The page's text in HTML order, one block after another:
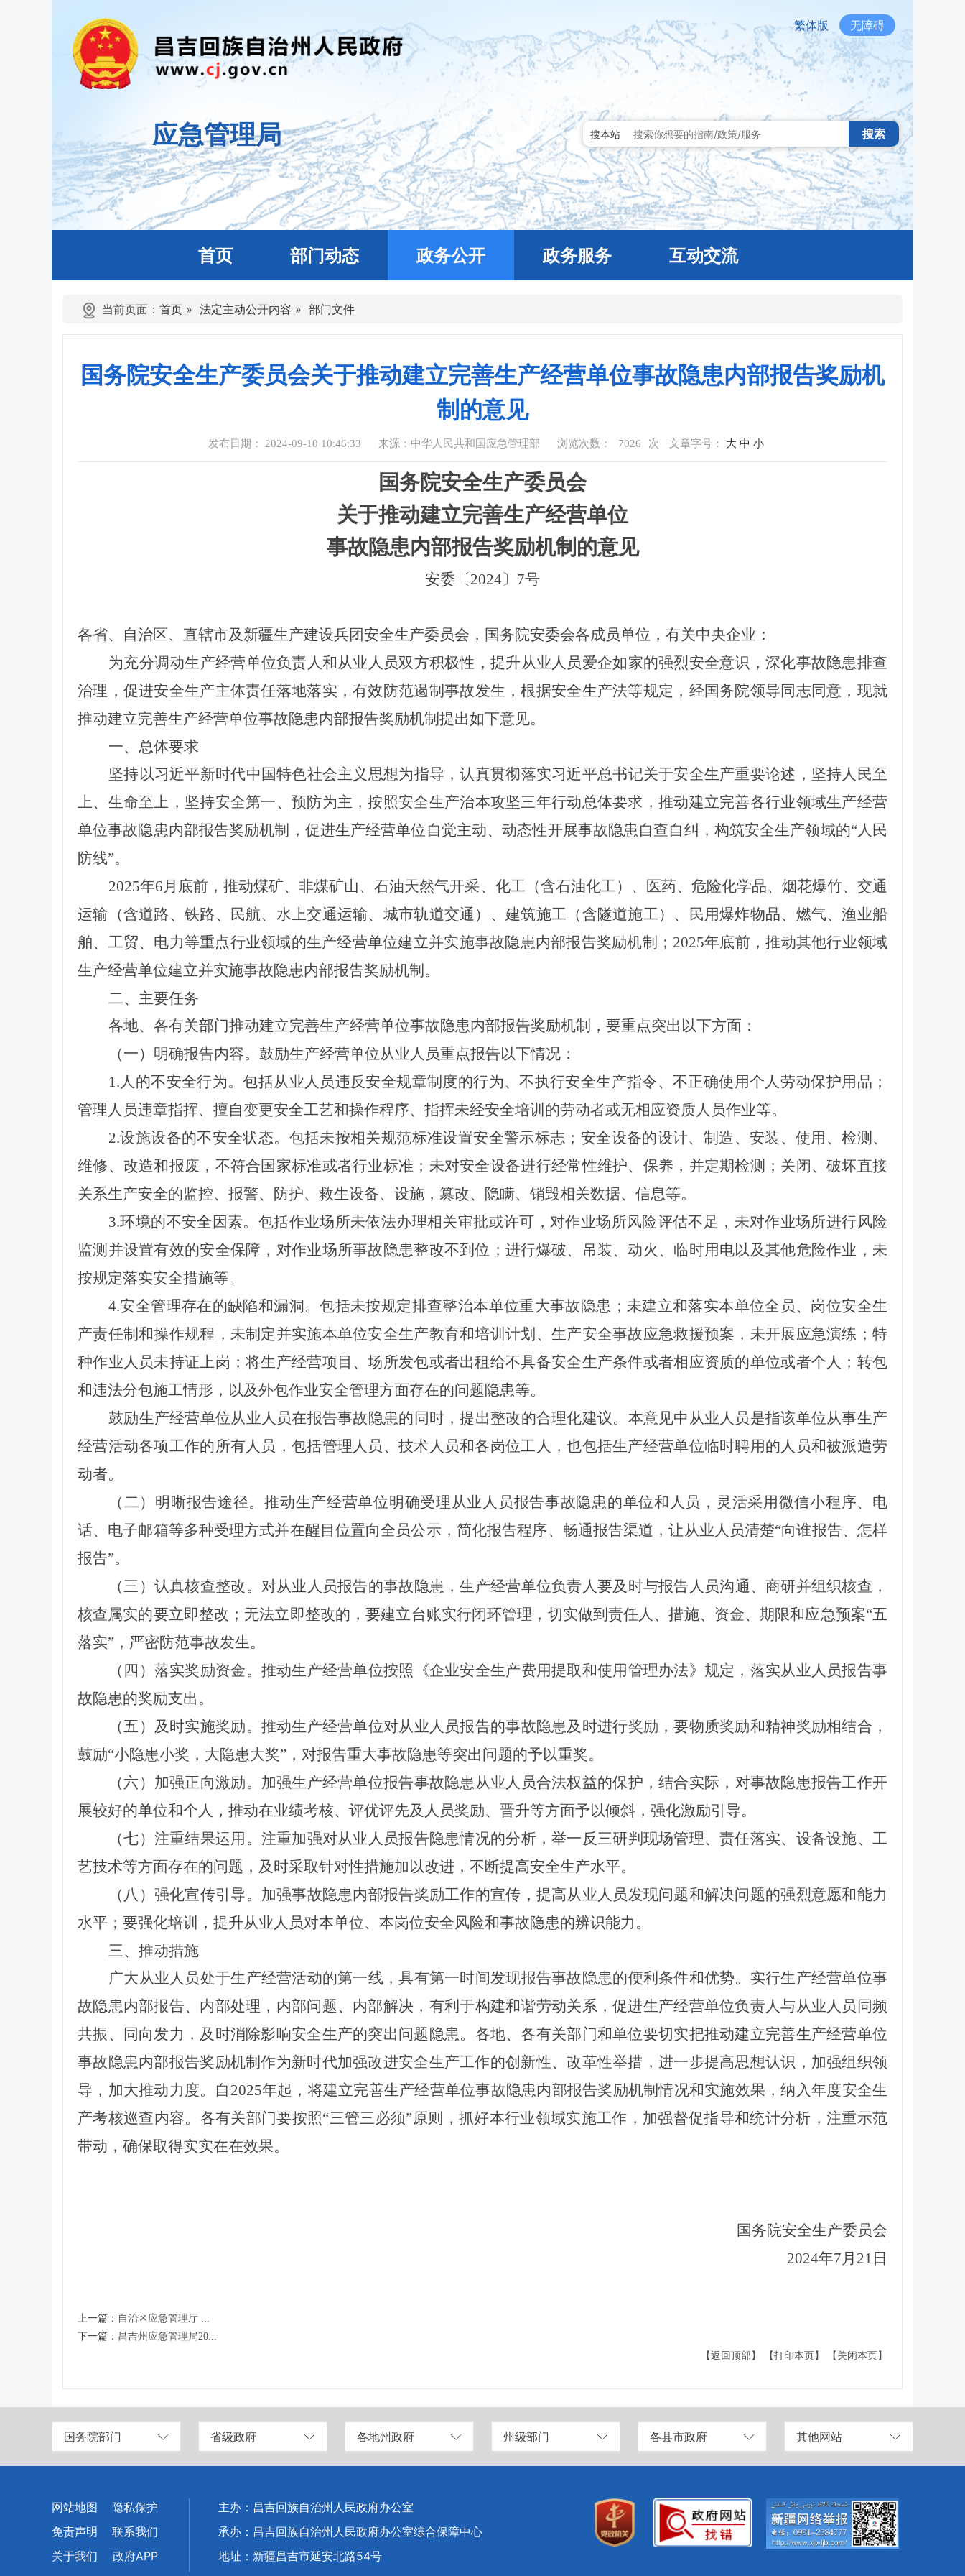
繁体版 无障碍
应急管理局 搜本站 搜索
首页 部门动态 政务公开 政务服务 互动交流
当前页面： 首页 » 法定主动公开内容 » 部门文件
国务院安全生产委员会关于推动建立完善生产经营单位事故隐患内部报告奖励机
制的意见
发布日期： 2024-09-10 10:46:33 来源：中华人民共和国应急管理部 浏览次数： 7026 次 文章字号： 大 中 小
国务院安全生产委员会
关于推动建立完善生产经营单位
事故隐患内部报告奖励机制的意见
安委 〔2024〕 7号
各省、自治区、直辖市及新疆生产建设兵团安全生产委员会，国务院安委会各成员单位，有关中央企业：
为充分调动生产经营单位负责人和从业人员双方积极性，提升从业人员爱企如家的强烈安全意识，深化事故隐患排查
治理， 促进安全生产主体责任落地落实，有效防范遏制事故发生，根据安全生产法等规定，经国务院领导同志同意，现就
推动建立完善生产经营单位事故隐患内部报告奖励机制提出如下意见。
一、 总体要求
坚持以习近平新时代中国特色社会主义思想为指导，认真贯彻落实习近平总书记关于安全生产重要论述，坚持人民至
上、生命至上，坚持安全第一、预防为主，按照安全生产治本攻坚三年行动总体要求，推动建立完善各行业领域生产经营
单位事故隐患内部报告奖励机制，促进生产经营单位自觉主动、动态性开展事故隐患自查自纠，构筑安全生产领域的“人民
防线”。
2025年6月 底前 ，推动煤矿、非煤矿山、石油天然气开采、化工（含石油化工）、医药、危险化学品、烟花爆竹、交通
运输（含道路、铁路、民航、水上交通运输、城市轨道交通）、建筑施工（含隧道施工）、民用爆炸物品、燃气、渔业船
舶、工贸、电力等重点行业领域的生产经营单位建立并实施事故隐患内部报告奖励机制； 2025年底前 ，推动其他行业领域
生产经营单位建立并实施事故隐患内部报告奖励机制。
二、主要任务
各地、各有关部门推动建立完善生产经营单位事故隐患内部报告奖励机制， 要重点突出以下方面：
（一）明确报告内容。 鼓励生产经营单位从业人员重点报告以下情况：
1.人的不安全行为。包括从业人员违反安全规章制度的行为、不执行安全生产指令、不正确使用个人劳动保护用品；
管理人员违章指挥、擅自变更安全工艺和操作程序、指挥未经安全培训的劳动者或无相应资质人员作业等。
2.设施设备的不安全状态。包括未按相关规范标准设置安全警示标志；安全设备的设计、制造、安装、使用、检测、
维修、改造和报废，不符合国家标准或者行业标准；未对安全设备进行经常性维护、保养，并定期检测；关闭、破坏直接
关系生产安全的监控、报警、防护、救生设备、设施，篡改、隐瞒、销毁相关数据、信息等。
3.环境的不安全因素。包括作业场所未依法办理相关审批或许可，对作业场所风险评估不足，未对作业场所进行风险
监测并设置有效的安全保障，对作业场所事故隐患整改不到位；进行爆破、吊装、动火、临时用电以及其他危险作业，未
按规定落实安全措施等。
4.安全管理存在的缺陷和漏洞。包括未按规定排查整治本单位重大事故隐患；未建立和落实本单位全员、岗位安全生
产责任制和操作规程，未制定并实施本单位安全生产教育和培训计划、生产安全事故应急救援预案，未开展应急演练；特
种作业人员未持证上岗；将生产经营项目、场所发包或者出租给不具备安全生产条件或者相应资质的单位或者个人；转包
和违法分包施工情形，以及外包作业安全管理方面存在的问题隐患等。
鼓励生产经营单位从业人员在报告事故隐患的同时，提出整改的合理化建议。本意见中从业人员是指该单位从事生产
经营活动各项工作的所有人员，包括管理人员、技术人员和各岗位工人，也包括生产经营单位临时聘用的人员和被派遣劳
动者。
（二）明晰报告途径。推动生产经营单位明确受理从业人员报告事故隐患的单位和人员，灵活采用微信小程序、电
话、电子邮箱等多种受理方式并在醒目位置向全员公示，简化报告程序、畅通报告渠道，让从业人员清楚“向谁报告、 怎样
报告”。
（三）认真核查整改。 对从业人员报告的事故隐患，生产经营单位负责人要及时与报告人员沟通、商研并组织核查，
核查属实的要立即整改；无法立即整改的，要建立台账实行闭环管理，切实做到责任人、措施、资金、期限和应急预案“五
落实”，严密防范事故发生。
（四）落实奖励资金。 推动生产经营单位按照《企业安全生产费用提取和使用管理办法》规定，落实从业人员报告事
故隐患的奖励支出。
（五）及时实施奖励。 推动生产经营单位对从业人员报告的事故隐患及时进行奖励，要物质奖励和精神奖励相结合，
鼓励“小隐患小奖，大隐患大奖”，对报告重大事故隐患等突出问题的予以重奖。
（六）加强正向激励。 加强生产经营单位报告事故隐患从业人员合法权益的保护，结合实际，对事故隐患报告工作开
展较好的单位和个人，推动在业绩考核、评优评先及人员奖励、晋升等方面予以倾斜，强化激励引导。
（七）注重结果运用。 注重加强对从业人员报告隐患情况的分析，举一反三研判现场管理、责任落实、设备设施、工
艺技术等方面存在的问题，及时采取针对性措施加以改进，不断提高安全生产水平。
（八）强化宣传引导。 加强事故隐患内部报告奖励工作的宣传，提高从业人员发现问题和解决问题的强烈意愿和能力
水平；要强化培训，提升从业人员对本单位、本岗位安全风险和事故隐患的辨识能力。
三、推动措施
广大从业人员处于生产经营活动的第一线，具有第一时间发现报告事故隐患的便利条件和优势。 实行生产经营单位事
故隐患内部报告、内部处理，内部问题、内部解决，有利于构建和谐劳动关系，促进生产经营单位负责人与从业人员同频
共振、同向发力，及时消除影响安全生产的突出问题隐患。 各地、各有关部门和单位要切实把推动建立完善生产经营单位
事故隐患内部报告奖励机制作为新时代加强改进安全生产工作的创新性、改革性举措，进一步提高思想认识，加强组织领
导，加大推动力度。自2025年起，将建立完善生产经营单位事故隐患内部报告奖励机制情况和实施效果，纳入年度安全生
产考核巡查内容。 各有关部门要按照“三管三必须”原则，抓好本行业领域实施工作，加强督促指导和统计分析，注重示范
带动，确保取得实实在在效果。
国务院安全生产委员会
2024年7月21日
上一篇： 自治区应急管理厅 ...
下一篇： 昌吉州应急管理局20...
【返回顶部】
【打印本页】 【关闭本页】
国务院部门 省级政府 各地州政府 州级部门 各县市政府 其他网站
网站地图
隐私保护
免责声明
联系我们
关于我们
政府APP
主办：昌吉回族自治州人民政府办公室
承办：昌吉回族自治州人民政府办公室综合保障中心
地址：新疆昌吉市延安北路54号